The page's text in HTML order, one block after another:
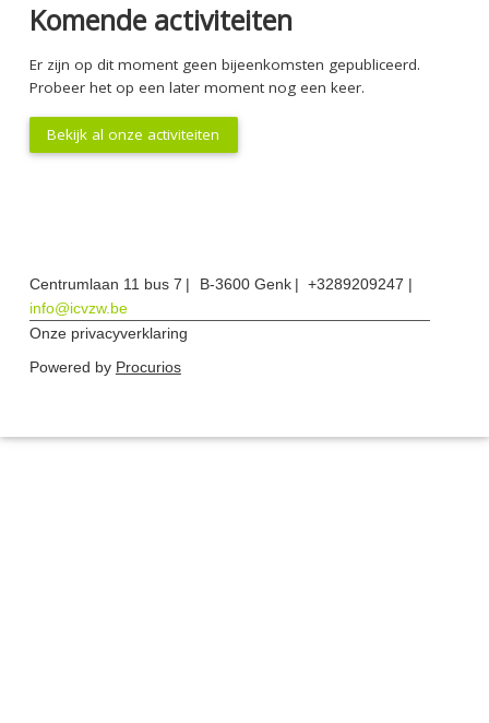
Komende activiteiten
Er zijn op dit moment geen bijeenkomsten gepubliceerd.
Probeer het op een later moment nog een keer.
Bekijk al onze activiteiten
Centrumlaan 11 bus 7 B-3600 Genk
+3289209247
info@icvzw.be
Onze privacyverklaring
Powered by Procurios